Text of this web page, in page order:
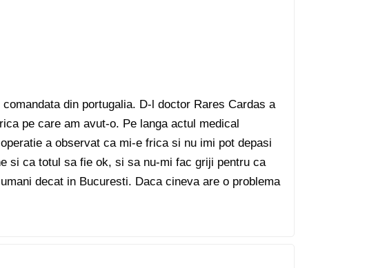
din portugalia. D-l doctor Rares Cardas a
pe care am avut-o. Pe langa actul medical
a observat ca mi-e frica si nu imi pot depasi
si ca totul sa fie ok, si sa nu-mi fac griji pentru ca
decat in Bucuresti. Daca cineva are o problema